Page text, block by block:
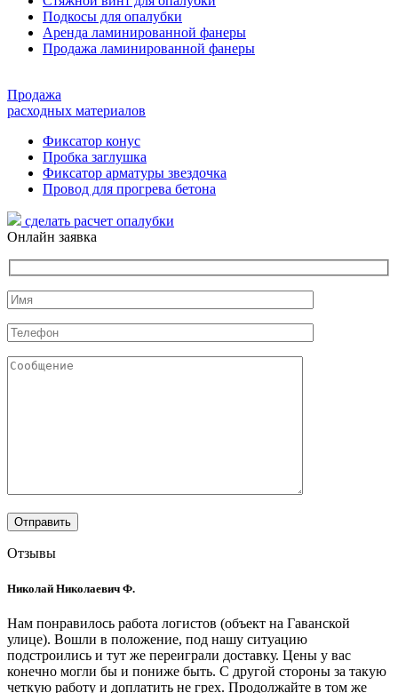
Подкосы для опалубки
Аренда ламинированной фанеры
Продажа ламинированной фанеры
Продажа
расходных материалов
Фиксатор конус
Пробка заглушка
Фиксатор арматуры звездочка
Провод для прогрева бетона
сделать расчет опалубки
Онлайн заявка
Отзывы
Николай Николаевич Ф.
Нам понравилось работа логистов (объект на Гаванской
улице). Вошли в положение, под нашу ситуацию
подстроились и тут же переиграли доставку. Цены у вас
конечно могли бы и пониже быть. С другой стороны за такую
четкую работу и доплатить не грех. Продолжайте в том же